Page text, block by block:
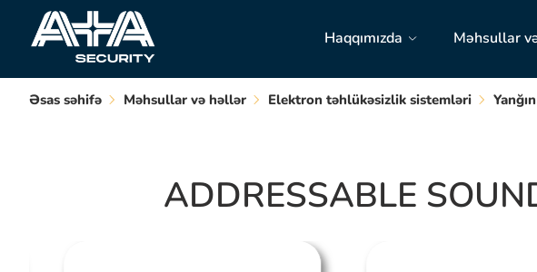
Haqqımızda Məhsullar
Əsas səhifə Məhsullar və həllər Elektron təhlükəsizlik sistemləri
ADDRESSABLE